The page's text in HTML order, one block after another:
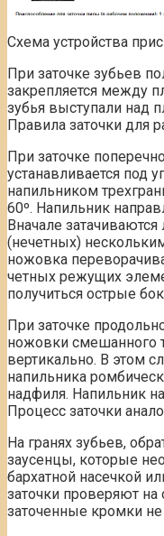
Схема устройства
При заточке зубьев
закрепляется между
зубья выступали над
Правила заточки для
При заточке
устанавливается под
напильником
60º. Напильник
Вначале
(нечетных)
ножовка
четных режущих
получиться острые
При заточке
ножовки смешанного
вертикально. В этом
напильника
надфиля. Напильник
Процесс заточки
На гранях зубьев,
заусенцы, которые
бархатной насечкой
заточки проверяют
заточенные кромки не